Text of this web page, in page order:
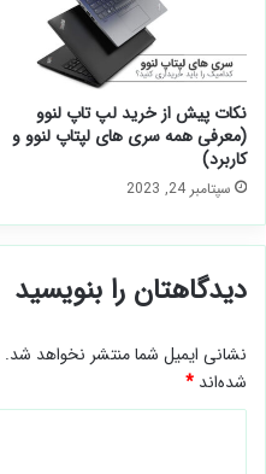
نکات پیش از خرید لپ تاپ لنوو
(معرفی همه سری های لپتاپ لنوو و
کاربرد)
سپتامبر 24, 2023
دیدگاهتان را بنویسید
نشانی ایمیل شما منتشر نخواهد شد.
شده‌اند *